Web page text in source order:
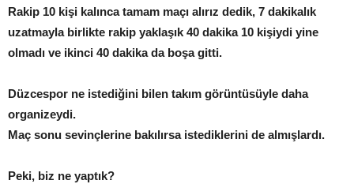
Rakip 10 kişi kalınca tamam maçı alırız dedik, 7 dakikalık
uzatmayla birlikte rakip yaklaşık 40 dakika 10 kişiydi yine
olmadı ve ikinci 40 dakika da boşa gitti.
Düzcespor ne istediğini bilen takım görüntüsüyle daha
organizeydi.
Maç sonu sevinçlerine bakılırsa istediklerini de almışlardı.
Peki, biz ne yaptık?